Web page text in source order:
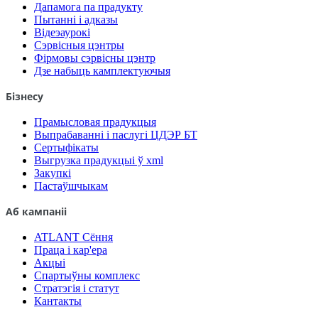
Дапамога па прадукту
Пытанні і адказы
Відеэаурокі
Сэрвісныя цэнтры
Фірмовы сэрвісны цэнтр
Дзе набыць камплектуючыя
Бізнесу
Прамысловая прадукцыя
Выпрабаванні і паслугі ЦДЭР БТ
Сертыфікаты
Выгрузка прадукцыі ў xml
Закупкі
Пастаўшчыкам
Аб кампаніі
ATLANT Сёння
Праца і кар'ера
Акцыі
Спартыўны комплекс
Стратэгія і статут
Кантакты